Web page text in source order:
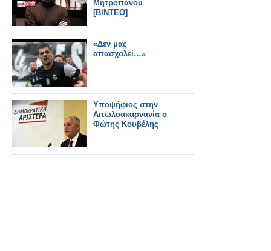
Μητροπάνου
[ΒΙΝΤΕΟ]
«Δεν μας
απασχολεί…»
Υποψήφιος στην
Αιτωλοακαρνανία ο
Φώτης Κουβέλης